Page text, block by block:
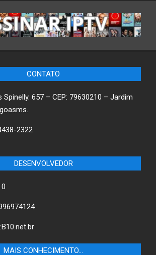
CONTATO
Spinelly. 657 – CEP: 79630210 – Jardim
2322
DESENVOLVEDOR
MAIS CONHECIMENTO…